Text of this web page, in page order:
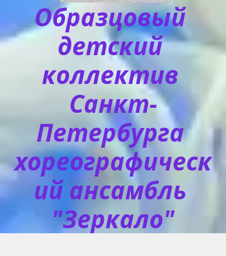
Образцовый
детский
коллектив
Санкт-
Петербурга
хореографическ
ий ансамбль
"Зеркало"